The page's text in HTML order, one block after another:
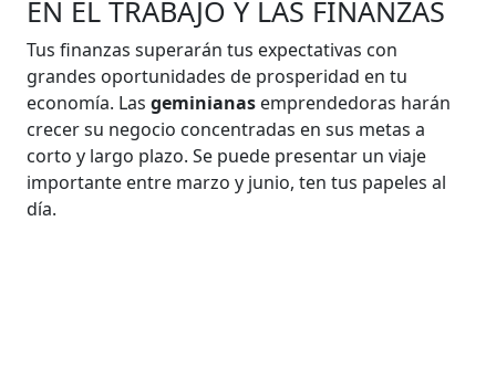
EN EL TRABAJO Y LAS FINANZAS
Tus finanzas superarán tus expectativas con
grandes oportunidades de prosperidad en tu
economía. Lasgeminianas emprendedoras harán
crecer su negocio concentradas en sus metas a
corto y largo plazo. Se puede presentar un viaje
importante entre marzo y junio, ten tus papeles al
día.